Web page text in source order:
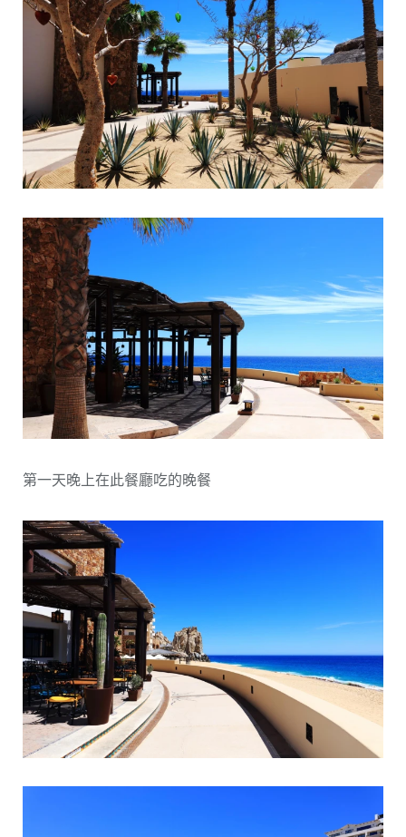
第一天晚上在此餐廳吃的晚餐